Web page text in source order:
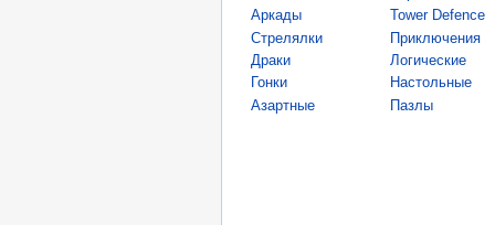
Аркады
Стрелялки
Драки
Гонки
Азартные
Tower Defence
Приключения
Логические
Настольные
Пазлы